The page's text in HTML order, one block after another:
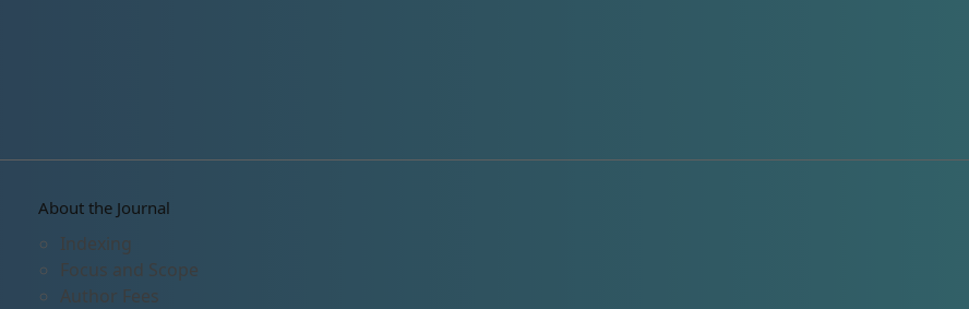
About the Journal
Indexing
Focus and Scope
Author Fees